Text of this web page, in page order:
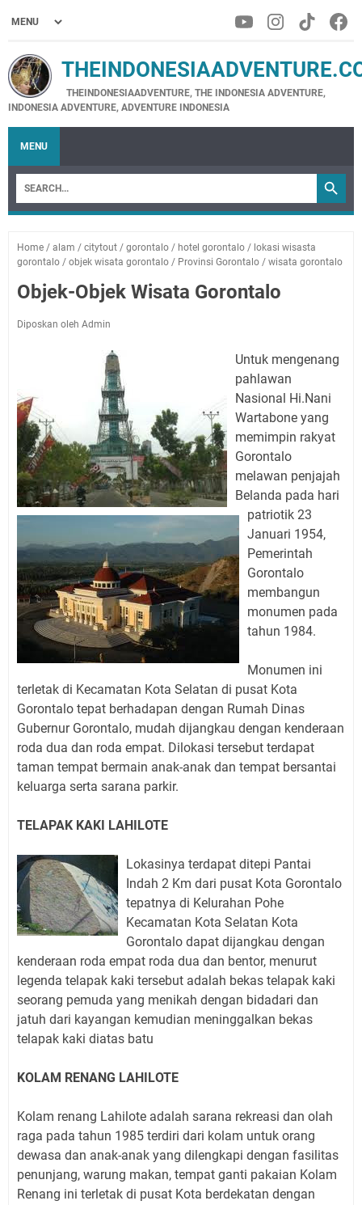
THEINDONESIAADVENTURE, THE INDONESIA ADVENTURE,
INDONESIA ADVENTURE, ADVENTURE INDONESIA
MENU
Home / alam / citytout / gorontalo / hotel gorontalo / lokasi wisasta
gorontalo / objek wisata gorontalo / Provinsi Gorontalo / wisata gorontalo
Objek-Objek Wisata Gorontalo
Diposkan oleh Admin
Untuk mengenang
pahlawan
Nasional Hi.Nani
Wartabone yang
memimpin rakyat
Gorontalo
melawan penjajah
Belanda pada hari
patriotik 23
Januari 1954,
Pemerintah
Gorontalo
membangun
monumen pada
tahun 1984.
Monumen ini
terletak di Kecamatan Kota Selatan di pusat Kota
Gorontalo tepat berhadapan dengan Rumah Dinas
Gubernur Gorontalo, mudah dijangkau dengan kenderaan
roda dua dan roda empat. Dilokasi tersebut terdapat
taman tempat bermain anak-anak dan tempat bersantai
keluarga serta sarana parkir.
TELAPAK KAKI LAHILOTE
Lokasinya terdapat ditepi Pantai
Indah 2 Km dari pusat Kota Gorontalo
tepatnya di Kelurahan Pohe
Kecamatan Kota Selatan Kota
Gorontalo dapat dijangkau dengan
kenderaan roda empat roda dua dan bentor, menurut
legenda telapak kaki tersebut adalah bekas telapak kaki
seorang pemuda yang menikah dengan bidadari dan
jatuh dari kayangan kemudian meninggalkan bekas
telapak kaki diatas batu
KOLAM RENANG LAHILOTE
Kolam renang Lahilote adalah sarana rekreasi dan olah
raga pada tahun 1985 terdiri dari kolam untuk orang
dewasa dan anak-anak yang dilengkapi dengan fasilitas
penunjang, warung makan, tempat ganti pakaian Kolam
Renang ini terletak di pusat Kota berdekatan dengan